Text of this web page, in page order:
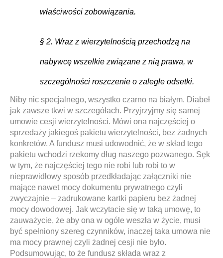
właściwości zobowiązania.
§ 2. Wraz z wierzytelnością przechodzą na
nabywcę wszelkie związane z nią prawa, w
szczególności roszczenie o zaległe odsetki.
Niby nic specjalnego, wszystko czarno na białym. Diabeł
jak zawsze tkwi w szczegółach. Przyjrzyjmy się samej
umowie cesji wierzytelności. Mówi ona najczęściej o
sprzedaży jakiegoś pakietu wierzytelności, bez żadnych
konkretów. A fundusz musi udowodnić, że w skład tego
pakietu wchodzi rzekomy dług naszego pozwanego. Sęk
w tym, że najczęściej tego nie robi lub robi to w
nieprawidłowy sposób przedkładając załączniki nie
mające nawet mocy dokumentu prywatnego czyli
zwyczajnie – zadrukowane kartki papieru bez żadnej
mocy dowodowej. Jak wczytacie się w taką umowę, to
zauważycie, że aby ona w ogóle weszła w życie, musi
być spełniony szereg czynników, inaczej taka umowa nie
ma mocy prawnej czyli żadnej cesji nie było.
Podsumowując, to że fundusz składa wraz z